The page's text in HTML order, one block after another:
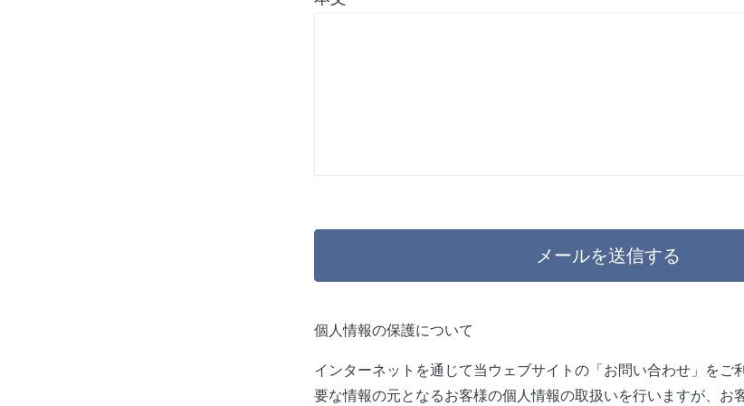
個人情報の保護について
インターネットを通じて当ウェブサイトの「お問い合わせ」をご
要な情報の元となるお客様の個人情報の取扱いを行いますが、お